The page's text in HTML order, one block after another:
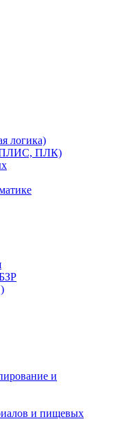
логика)
ПЛИС, ПЛК)
и
и пищевых